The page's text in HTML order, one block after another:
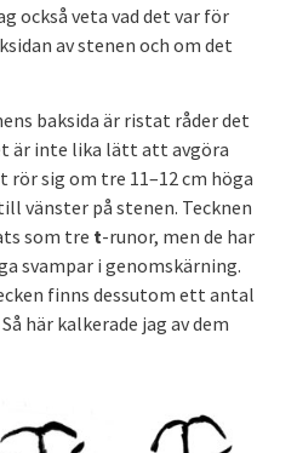
också veta vad det var för
av stenen och om det
baksida är ristat råder det
är inte lika lätt att avgöra
rör sig om tre 11–12 cm höga
vänster på stenen. Tecknen
som tre t-runor, men de har
svampar i genomskärning.
finns dessutom ett antal
här kalkerade jag av dem